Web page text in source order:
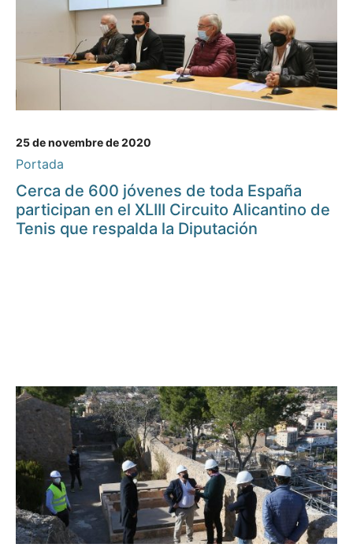
25 de novembre de 2020
Portada
Cerca de 600 jóvenes de toda España
participan en el XLIII Circuito Alicantino de
Tenis que respalda la Diputación